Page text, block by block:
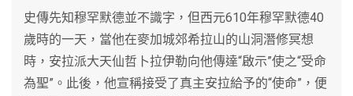
史傳先知穆罕默德並不識字，但西元610年穆罕默德40
歲時的一天，當他在麥加城郊希拉山的山洞潛修冥想
時，安拉派大天仙哲卜拉伊勒向他傳達“啟示”使之“受命
為聖”。此後，他宣稱接受了真主安拉給予的“使命”，便